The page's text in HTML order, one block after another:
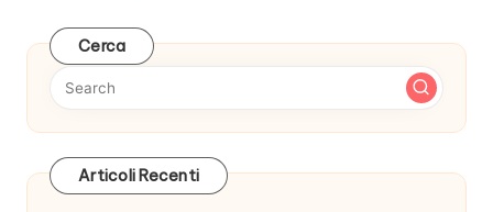
Cerca
Articoli Recenti